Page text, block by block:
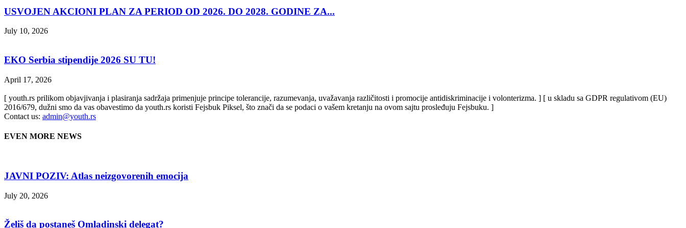
USVOJEN AKCIONI PLAN ZA PERIOD OD 2026. DO 2028. GODINE ZA...
July 10, 2026
EKO Serbia stipendije 2026 SU TU!
April 17, 2026
[ youth.rs prilikom objavjivanja i plasiranja sadržaja primenjuje principe tolerancije, razumevanja, uvažavanja različitosti i promocije antidiskriminacije i volonterizma. ] [ u skladu sa GDPR regulativom (EU)
2016/679, dužni smo da vas obavestimo da youth.rs koristi Fejsbuk Piksel, što znači da se podaci o vašem kretanju na ovom sajtu prosleđuju Fejsbuku. ]
Contact us: admin@youth.rs
EVEN MORE NEWS
JAVNI POZIV: Atlas neizgovorenih emocija
July 20, 2026
Želiš da postaneš Omladinski delegat?